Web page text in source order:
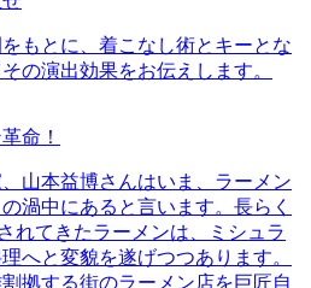
もとに、着こなし術とキーとな
の演出効果をお伝えします。
命！
山本益博さんはいま、ラーメン
渦中にあると言います。長らく
れてきたラーメンは、ミシュラ
へと変貌を遂げつつあります。
拠する街のラーメン店を巨匠自